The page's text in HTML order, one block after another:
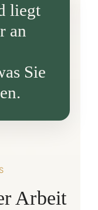
liegt
an
Sie
Arbeit